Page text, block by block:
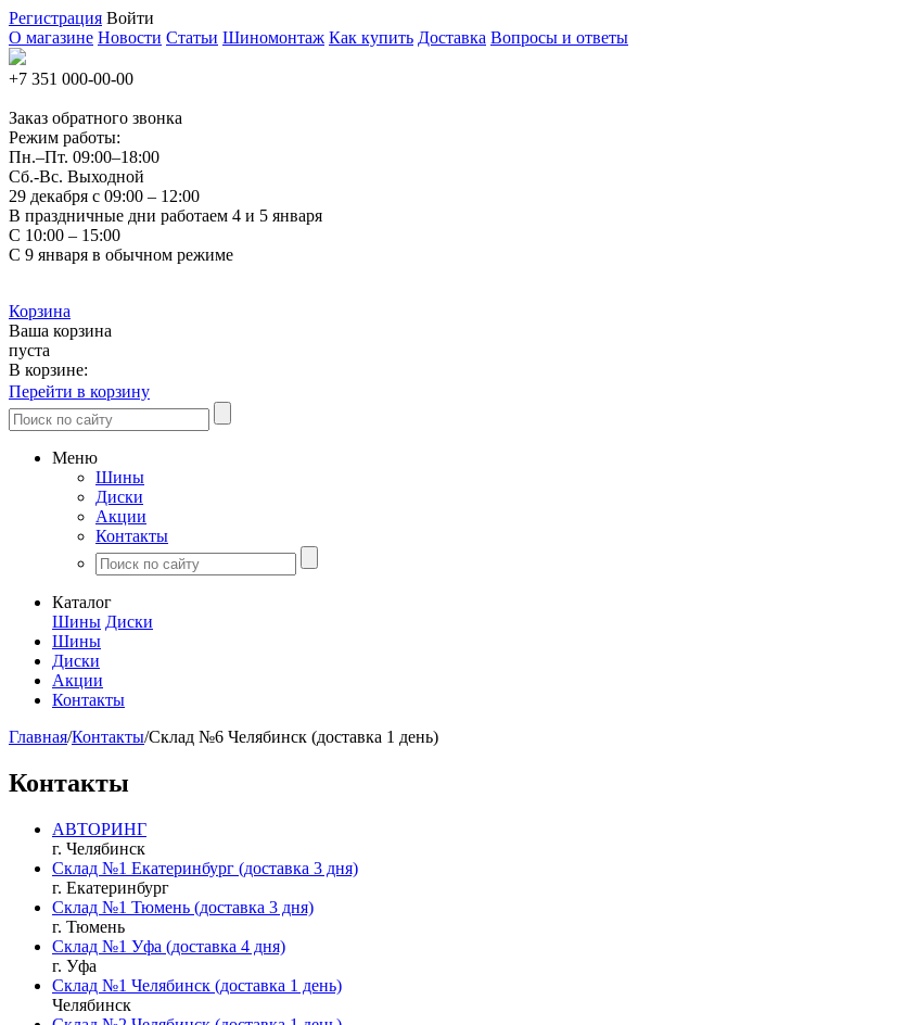
Регистрация Войти
О магазине Новости Статьи Шиномонтаж Как купить Доставка Вопросы и ответы
+7 351 000-00-00
Заказ обратного звонка
Режим работы:
Пн.–Пт. 09:00–18:00
Сб.-Вс. Выходной
29 декабря с 09:00 – 12:00
В праздничные дни работаем 4 и 5 января
С 10:00 – 15:00
С 9 января в обычном режиме
Корзина
Ваша корзина
пуста
В корзине:
Перейти в корзину
Меню
Шины
Диски
Акции
Контакты
Каталог
Шины Диски
Шины
Диски
Акции
Контакты
Главная/Контакты/Склад №6 Челябинск (доставка 1 день)
Контакты
АВТОРИНГ
г. Челябинск
Склад №1 Екатеринбург (доставка 3 дня)
г. Екатеринбург
Склад №1 Тюмень (доставка 3 дня)
г. Тюмень
Склад №1 Уфа (доставка 4 дня)
г. Уфа
Склад №1 Челябинск (доставка 1 день)
Челябинск